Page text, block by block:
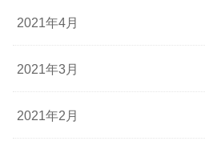
2021年4月
2021年3月
2021年2月